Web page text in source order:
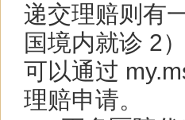
递交理赔则有
国境内就诊 2
可以通过
理赔申请。